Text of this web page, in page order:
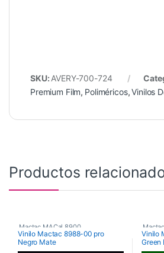
SKU: AVERY-700-724
Premium Film, Poliméricos,Vinilos
Productos
Mactac MACal 8900
Monoméricos
Vinilo Mactac 8988-00 pro
Negro Mate
Vinilo
Green